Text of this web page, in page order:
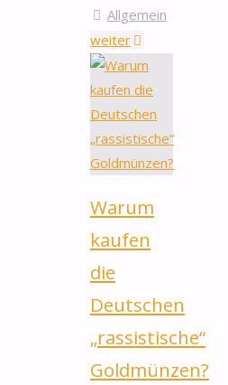
Allgemein
weiter"Insidergeschäfte
mit
Gold"
Warum
kaufen
die
Deutschen
„rassistische“
Goldmünzen?